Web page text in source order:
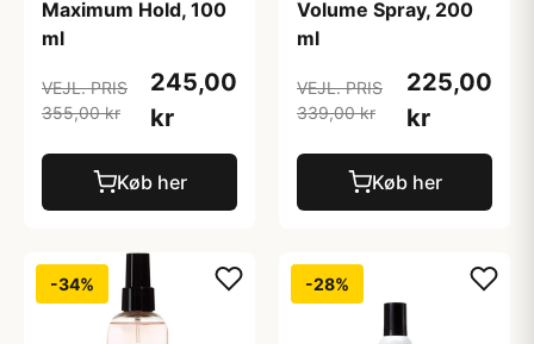
Maximum Hold, 100
ml
VEJL. PRIS
355,00 kr
245,00
kr
Køb her
Volume Spray, 200
ml
VEJL. PRIS
339,00 kr
225,00
kr
Køb her
-34% -28%